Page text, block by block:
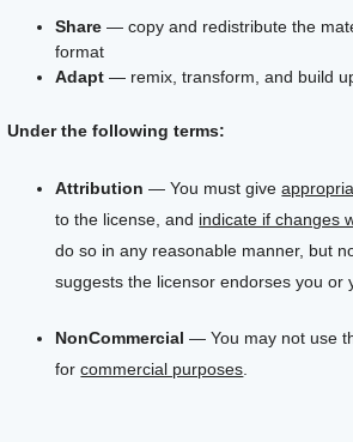
Share — copy and redistribute the
format
Adapt — remix, transform, and build
Under the following terms:
Attribution — You must give
to the license, and indicate if changes
do so in any reasonable manner, but
suggests the licensor endorses you or
NonCommercial — You may not use
forcommercial purposes